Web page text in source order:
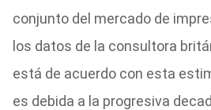
conjunto del mercado de
los datos de la consultora
está de acuerdo con esta
es debida a la progresiva